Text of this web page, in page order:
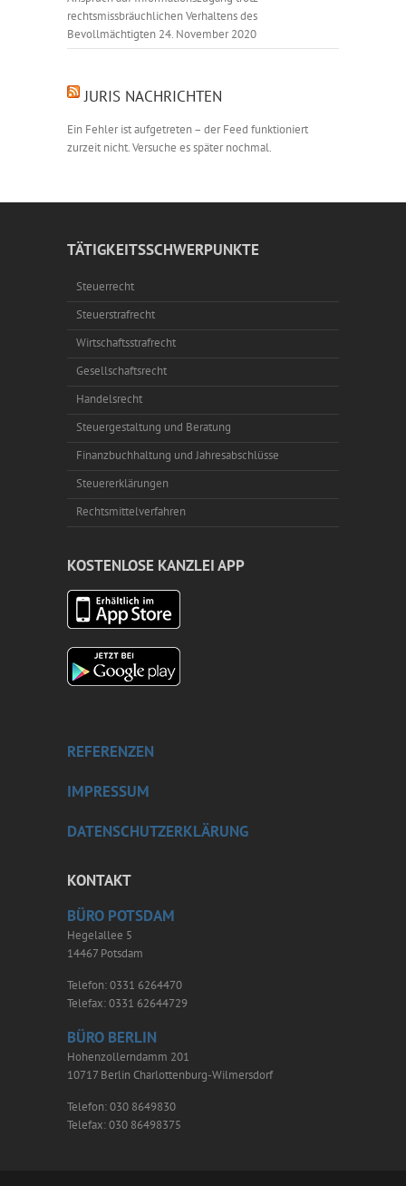
rechtsmissbräuchlichen Verhaltens des
Bevollmächtigten 24. November 2020
JURIS NACHRICHTEN
Ein Fehler ist aufgetreten – der Feed funktioniert
zurzeit nicht. Versuche es später nochmal.
TÄTIGKEITSSCHWERPUNKTE
Steuerrecht
Steuerstrafrecht
Wirtschaftsstrafrecht
Gesellschaftsrecht
Handelsrecht
Steuergestaltung und Beratung
Finanzbuchhaltung und Jahresabschlüsse
Steuererklärungen
Rechtsmittelverfahren
KOSTENLOSE KANZLEI APP
REFERENZEN
IMPRESSUM
DATENSCHUTZERKLÄRUNG
KONTAKT
BÜRO POTSDAM
Hegelallee 5
14467 Potsdam
Telefon: 0331 6264470
Telefax: 0331 62644729
BÜRO BERLIN
Hohenzollerndamm 201
10717 Berlin Charlottenburg-Wilmersdorf
Telefon: 030 8649830
Telefax: 030 86498375